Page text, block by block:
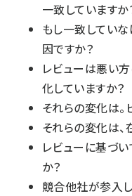
一致していますか
もし一致してい
因ですか？
レビューは悪い
化していますか？
それらの変化は。
それらの変化は
レビューに基づ
か？
競合他社が参入